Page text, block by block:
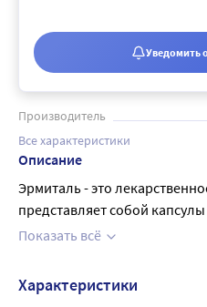
Производитель
Все характеристики
Описание
Эрмиталь - это
представляет собой
дозировкой 10000 единиц.
заболеваний, связанных с
поджелудочной железы. Препарат содержит
Показать всё
Уведомить
Характеристики